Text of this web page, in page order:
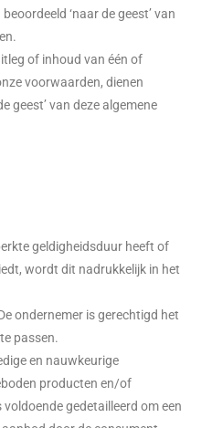
‘naar de geest’ van
of inhoud van één of
voorwaarden, dienen
geest’ van deze algemene
geldigheidsduur heeft of
wordt dit nadrukkelijk in het
ondernemer is gerechtigd het
passen.
en nauwkeurige
producten en/of
gedetailleerd om een